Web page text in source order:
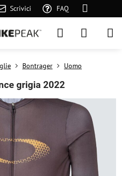
Scrivici FAQ
Bontrager Uomo
grigia 2022